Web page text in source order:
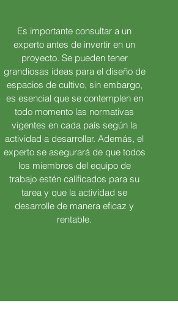
Es importante consultar a un
experto antes de invertir en un
proyecto. Se pueden tener
grandiosas ideas para el diseño de
espacios de cultivo, sin embargo,
es esencial que se contemplen en
todo momento las normativas
vigentes en cada país según la
actividad a desarrollar. Además, el
experto se asegurará de que todos
los miembros del equipo de
trabajo estén calificados para su
tarea y que la actividad se
desarrolle de manera eficaz y
rentable.